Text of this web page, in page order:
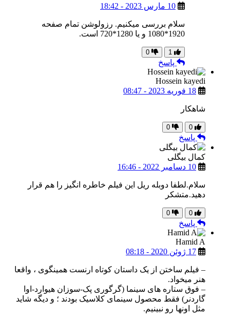
10 مارس 2023 - 18:42
سلام بررسی میکنیم. رزولوشن تمام صفحه
1920*1080 و یا 1280*720 است.
1
0
پاسخ
Hossein kayedi
18 فوریه 2023 - 08:47
شاهکار
0
0
پاسخ
کمال بیگلی
10 دسامبر 2022 - 16:46
سلام.لطفا دوبله ریل این فیلم خاطره انگیز را هم قرار
دهید.متشکر
0
0
پاسخ
Hamid A
17 ژوئن 2020 - 08:18
– فیلم ساختن از یک داستان کوتاه ارنست همینگوی ، واقعا
هنر میخواد.
– فوق ستاره های سینما (گرگوری پک-سوزان هیوارد-اوا
گاردنر) فقط محصول سینمای کلاسیک بودند ؛ و دیگه شاید
مثل اونها رو نبینیم.